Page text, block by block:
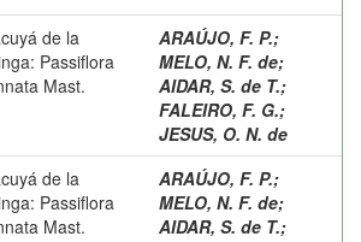
de la
Passiflora
Mast.
ARAÚJO, F. P.;
MELO, N. F. de;
AIDAR, S. de T.;
FALEIRO, F. G.;
JESUS, O. N. de
de la
Passiflora
Mast.
ARAÚJO, F. P.;
MELO, N. F. de;
AIDAR, S. de T.;